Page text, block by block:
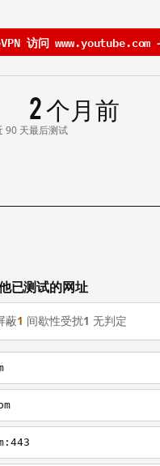
访问 www.youtube.com
90 天
2 个月前
最后测试
测试的网址
蔽1 间歇性受扰1 无判定